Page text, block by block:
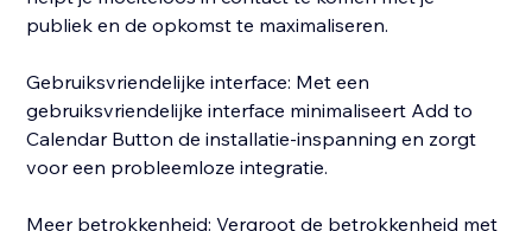
publiek en de opkomst te maximaliseren.
Gebruiksvriendelijke interface: Met een
gebruiksvriendelijke interface minimaliseert Add to
Calendar Button de installatie-inspanning en zorgt
voor een probleemloze integratie.
Meer betrokkenheid: Vergroot de betrokkenheid met